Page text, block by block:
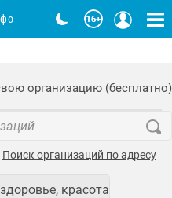
организацию (бесплатно)
Поиск организаций по адресу
красота